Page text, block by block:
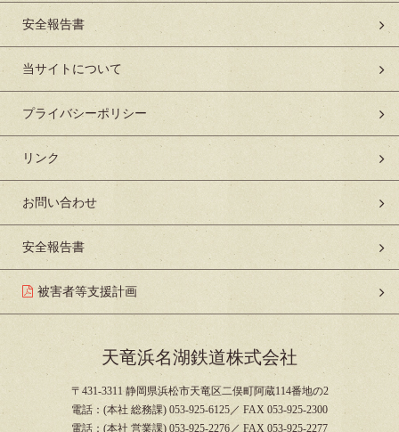
安全報告書
当サイトについて
プライバシーポリシー
リンク
お問い合わせ
安全報告書
被害者等支援計画
天竜浜名湖鉄道株式会社
〒431-3311 静岡県浜松市天竜区二俣町阿蔵114番地の2
電話：(本社 総務課) 053-925-6125／ FAX 053-925-2300
電話：(本社 営業課) 053-925-2276／ FAX 053-925-2277